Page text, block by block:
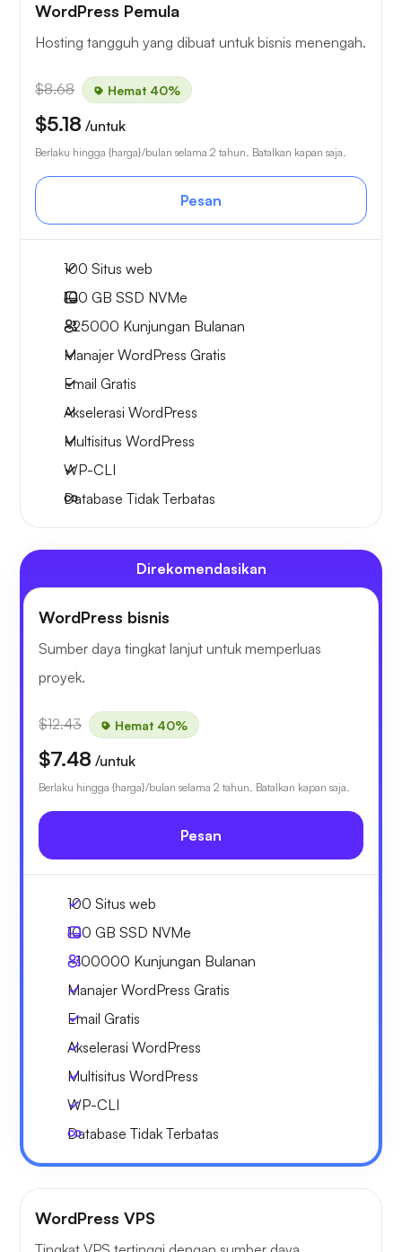
WordPress Pemula
Hosting tangguh yang dibuat untuk bisnis menengah.
$8.68 Hemat 40%
$5.18 /untuk
Berlaku hingga {harga}/bulan selama 2 tahun. Batalkan kapan saja.
Pesan
100 Situs web
100 GB SSD NVMe
~25000 Kunjungan Bulanan
Manajer WordPress Gratis
Email Gratis
Akselerasi WordPress
Multisitus WordPress
WP-CLI
Database Tidak Terbatas
Direkomendasikan
WordPress bisnis
Sumber daya tingkat lanjut untuk memperluas
proyek.
$12.43 Hemat 40%
$7.48 /untuk
Berlaku hingga {harga}/bulan selama 2 tahun. Batalkan kapan saja.
Pesan
100 Situs web
100 GB SSD NVMe
~100000 Kunjungan Bulanan
Manajer WordPress Gratis
Email Gratis
Akselerasi WordPress
Multisitus WordPress
WP-CLI
Database Tidak Terbatas
WordPress VPS